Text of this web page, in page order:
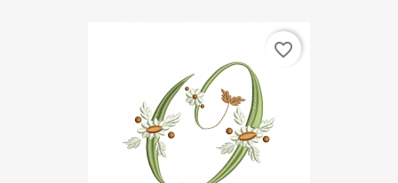
favorite_border